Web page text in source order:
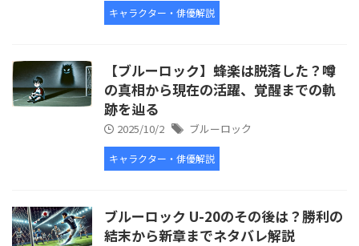
キャラクター・俳優解説
【ブルーロック】蜂楽は脱落した？噂
の真相から現在の活躍、覚醒までの軌
跡を辿る
2025/10/2 ブルーロック
キャラクター・俳優解説
ブルーロック U-20のその後は？勝利の
結末から新章までネタバレ解説